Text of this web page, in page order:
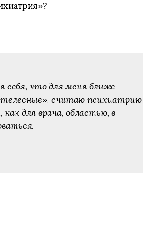
себя, что для меня ближе
считаю психиатрию
как для врача, областью, в